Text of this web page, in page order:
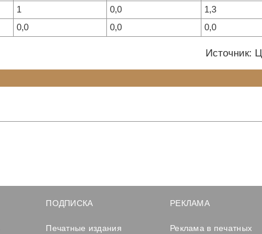
1 0,0
1,3
0,0 0,0 0,0
Источник:
ПОДПИСКА
Печатные издания
РЕКЛАМА
Реклама в печатных